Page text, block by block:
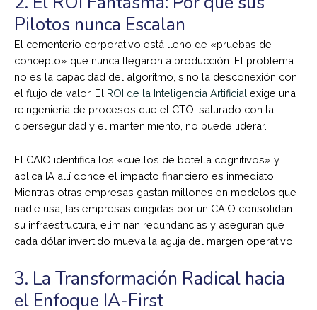
Pilotos nunca Escalan
El cementerio corporativo está lleno de «pruebas de
concepto» que nunca llegaron a producción. El problema
no es la capacidad del algoritmo, sino la desconexión con
el flujo de valor. El ROI de la Inteligencia Artificial exige una
reingeniería de procesos que el CTO, saturado con la
ciberseguridad y el mantenimiento, no puede liderar.
El CAIO identifica los «cuellos de botella cognitivos» y
aplica IA allí donde el impacto financiero es inmediato.
Mientras otras empresas gastan millones en modelos que
nadie usa, las empresas dirigidas por un CAIO consolidan
su infraestructura, eliminan redundancias y aseguran que
cada dólar invertido mueva la aguja del margen operativo.
3. La Transformación Radical hacia
el Enfoque IA-First